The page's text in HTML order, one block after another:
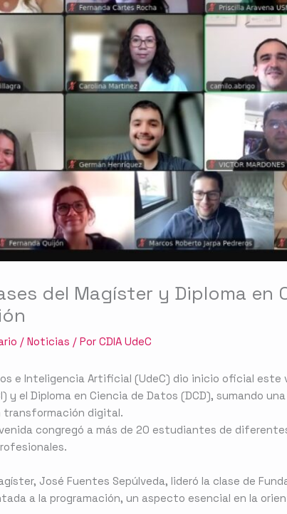
del Magíster y Diploma en
/ Noticias / Por CDIA UdeC
e Inteligencia Artificial (UdeC) dio inicio oficial este
y el Diploma en Ciencia de Datos (DCD), sumando
transformación digital.
congregó a más de 20 estudiantes de
José Fuentes Sepúlveda, lideró la clase de
a la programación, un aspecto esencial en la